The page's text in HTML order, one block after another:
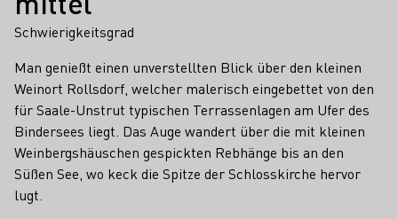
Schwierigkeitsgrad
Man genießt einen unverstellten Blick über den kleinen
Weinort Rollsdorf, welcher malerisch eingebettet von den
für Saale-Unstrut typischen Terrassenlagen am Ufer des
Bindersees liegt. Das Auge wandert über die mit kleinen
Weinbergshäuschen gespickten Rebhänge bis an den
Süßen See, wo keck die Spitze der Schlosskirche hervor
lugt.